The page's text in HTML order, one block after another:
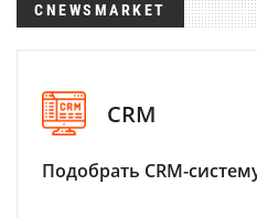
CNEWSMARKET
CRM
Подобрать CRM-